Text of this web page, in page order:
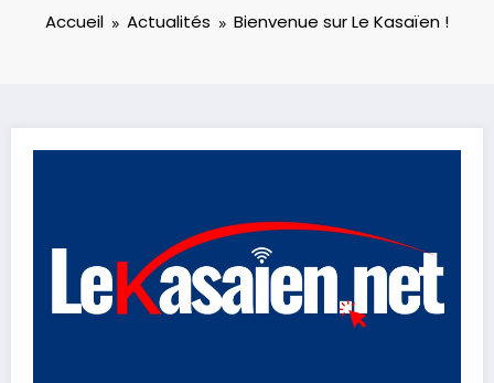
Accueil Actualités Bienvenue sur Le Kasaïen !